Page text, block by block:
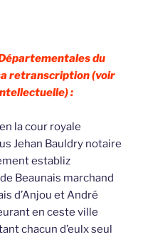
du
retranscription (voir
:
la cour royale
Jehan Bauldry notaire
establiz
Beaunais marchand
d’Anjou et André
en ceste ville
chacun d’eulx seul